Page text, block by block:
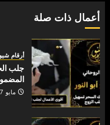
أعمال ذات صلة
أرقام
جلب
مايو 7, 2026